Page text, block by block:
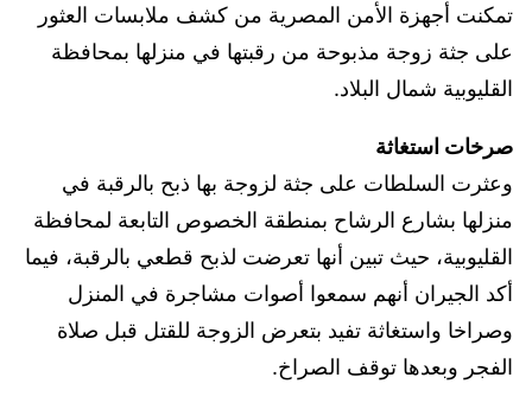
تمكنت أجهزة الأمن المصرية من كشف ملابسات العثور
على جثة زوجة مذبوحة من رقبتها في منزلها بمحافظة
القليوبية شمال البلاد.
صرخات استغاثة
وعثرت السلطات على جثة لزوجة بها ذبح بالرقبة في
منزلها بشارع الرشاح بمنطقة الخصوص التابعة لمحافظة
القليوبية، حيث تبين أنها تعرضت لذبح قطعي بالرقبة، فيما
أكد الجيران أنهم سمعوا أصوات مشاجرة في المنزل
وصراخا واستغاثة تفيد بتعرض الزوجة للقتل قبل صلاة
الفجر وبعدها توقف الصراخ.